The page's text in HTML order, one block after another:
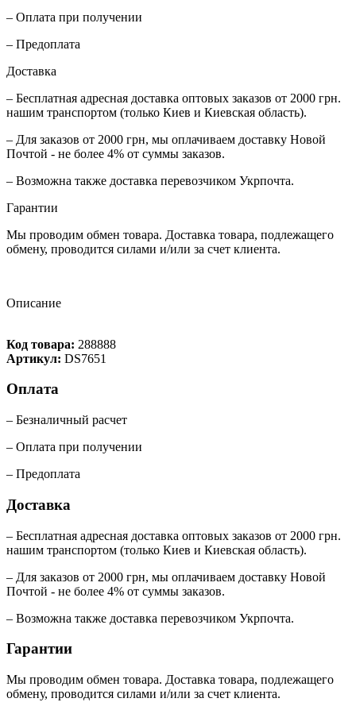
– Оплата при получении
– Предоплата
Доставка
– Бесплатная адресная доставка оптовых заказов от 2000 грн.
нашим транспортом (только Киев и Киевская область).
– Для заказов от 2000 грн, мы оплачиваем доставку Новой
Почтой - не более 4% от суммы заказов.
– Возможна также доставка перевозчиком Укрпочта.
Гарантии
Мы проводим обмен товара. Доставка товара, подлежащего
обмену, проводится силами и/или за счет клиента.
Описание
Код товара: 288888
Артикул: DS7651
Оплата
– Безналичный расчет
– Оплата при получении
– Предоплата
Доставка
– Бесплатная адресная доставка оптовых заказов от 2000 грн.
нашим транспортом (только Киев и Киевская область).
– Для заказов от 2000 грн, мы оплачиваем доставку Новой
Почтой - не более 4% от суммы заказов.
– Возможна также доставка перевозчиком Укрпочта.
Гарантии
Мы проводим обмен товара. Доставка товара, подлежащего
обмену, проводится силами и/или за счет клиента.